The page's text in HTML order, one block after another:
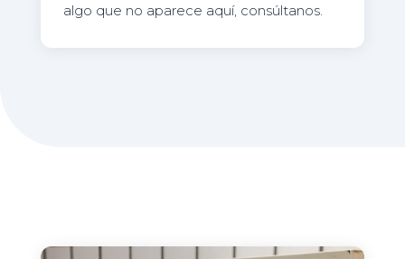
algo que no aparece aquí, consúltanos.